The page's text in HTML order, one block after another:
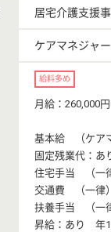
居宅介護支援
ケアマネジャー
給料多め
月給：260,000
基本給 （ケア
固定残業代：
住宅手当 （一
交通費 （一律
扶養手当 （一
昇給：あり 年1